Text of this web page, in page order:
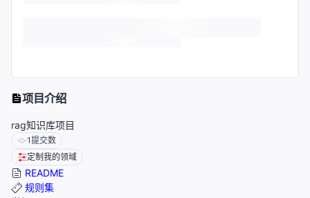
项目介绍
rag知识库项目
1提交数
定制我的领域
README
规则集